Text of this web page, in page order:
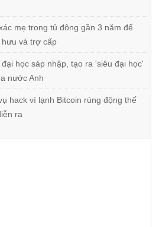
mẹ trong tủ đông gần 3 năm để
và trợ cấp
học sáp nhập, tạo ra 'siêu đại học'
nước Anh
hack ví lạnh Bitcoin rúng động thế
ra